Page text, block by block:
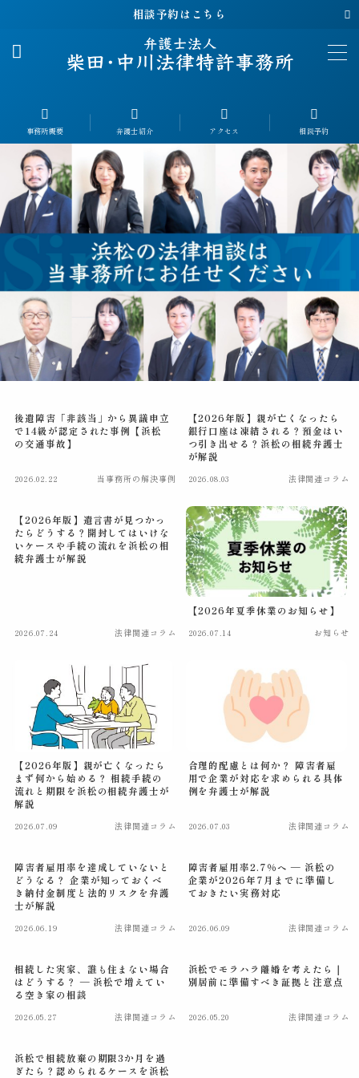
相談予約はこちら
MENU
事務所概要 About
弁護士紹介 Profile
解決事例 Case
解決事例｜離婚
解決事例｜相続
解決事例｜交通事故
解決事例｜労災
解決事例｜刑事事件
費用 Fee
取扱分野 Practice
アクセス Access
Tel:053-450-3055 平日9:00～17:30
事務所概要 弁護士紹介 アクセス 相談予約
後遺障害「非該当」から異議申立
で14級が認定された事例【浜松
の交通事故】
2026.02.22 当事務所の解決事例
【2026年版】親が亡くなったら
銀行口座は凍結される？預金はい
つ引き出せる？浜松の相続弁護士
が解説
2026.08.03 法律関連コラム
【2026年版】遺言書が見つかっ
たらどうする？開封してはいけな
いケースや手続の流れを浜松の相
続弁護士が解説
2026.07.24 法律関連コラム
【2026年夏季休業のお知らせ】
2026.07.14 お知らせ
【2026年版】親が亡くなったら
まず何から始める？ 相続手続の
流れと期限を浜松の相続弁護士が
解説
2026.07.09 法律関連コラム
合理的配慮とは何か？ 障害者雇
用で企業が対応を求められる具体
例を弁護士が解説
2026.07.03 法律関連コラム
障害者雇用率を達成していないと
どうなる？ 企業が知っておくべ
き納付金制度と法的リスクを弁護
士が解説
2026.06.19 法律関連コラム
障害者雇用率2.7％へ ― 浜松の
企業が2026年7月までに準備し
ておきたい実務対応
2026.06.09 法律関連コラム
相続した実家、誰も住まない場合
はどうする？ ― 浜松で増えてい
る空き家の相談
2026.05.27 法律関連コラム
浜松でモラハラ離婚を考えたら｜
別居前に準備すべき証拠と注意点
2026.05.20 法律関連コラム
浜松で相続放棄の期限3か月を過
ぎたら？認められるケースを浜松